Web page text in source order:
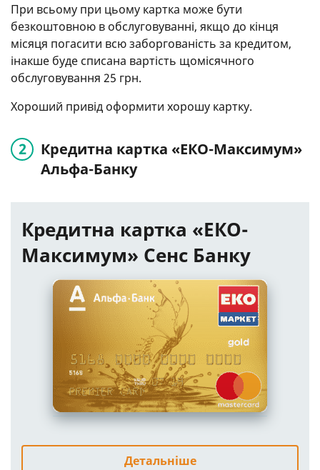
При всьому при цьому картка може бути
безкоштовною в обслуговуванні, якщо до кінця
місяця погасити всю заборгованість за кредитом,
інакше буде списана вартість щомісячного
обслуговування 25 грн.
Хороший привід оформити хорошу картку.
Кредитна картка «ЕКО-Максимум»
Альфа-Банку
Кредитна картка «ЕКО-
Максимум» Сенс Банку
Детальніше